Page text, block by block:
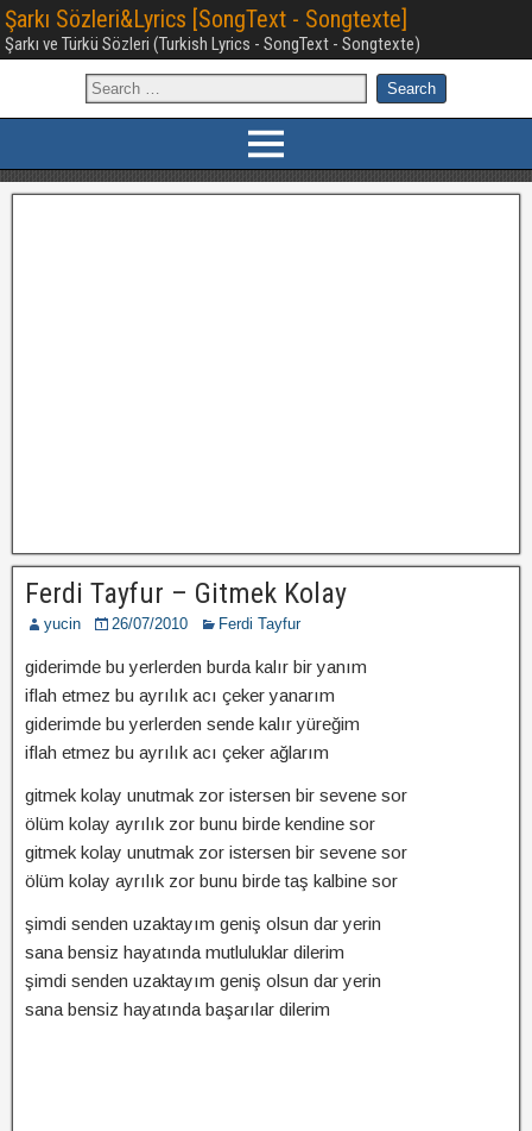
Şarkı Sözleri&Lyrics [SongText - Songtexte]
Şarkı ve Türkü Sözleri (Turkish Lyrics - SongText - Songtexte)
Ferdi Tayfur – Gitmek Kolay
yucin 26/07/2010 Ferdi Tayfur
giderimde bu yerlerden burda kalır bir yanım
iflah etmez bu ayrılık acı çeker yanarım
giderimde bu yerlerden sende kalır yüreğim
iflah etmez bu ayrılık acı çeker ağlarım
gitmek kolay unutmak zor istersen bir sevene sor
ölüm kolay ayrılık zor bunu birde kendine sor
gitmek kolay unutmak zor istersen bir sevene sor
ölüm kolay ayrılık zor bunu birde taş kalbine sor
şimdi senden uzaktayım geniş olsun dar yerin
sana bensiz hayatında mutluluklar dilerim
şimdi senden uzaktayım geniş olsun dar yerin
sana bensiz hayatında başarılar dilerim